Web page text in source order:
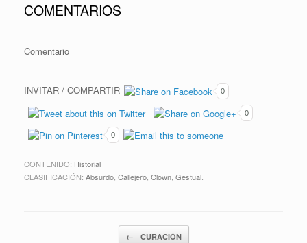
COMENTARIOS
Comentario
INVITAR / COMPARTIR 0
0
0
CONTENIDO: Historial
CLASIFICACIÓN: Absurdo Callejero Clown Gestual
← CURACIÓN